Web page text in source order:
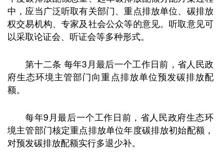
中，应当广泛听取有关部门、重点排放单位、碳排放
权交易机构、专家及社会公众等的意见。听取意见可
以采取论证会、听证会等多种形式。
第十二条 每年3月最后一个工作日前，省人民政
府生态环境主管部门向重点排放单位预发碳排放配
额。
每年9月最后一个工作日前，省人民政府生态环
境主管部门核定重点排放单位年度碳排放初始配额，
对预发碳排放配额实行多退少补。